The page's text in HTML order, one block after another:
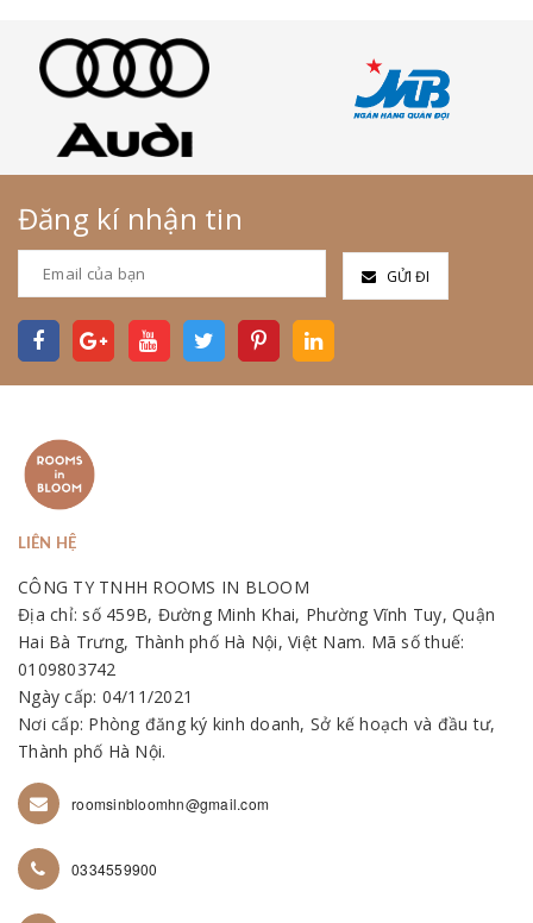
Đăng kí nhận tin
GỬI ĐI
LIÊN HỆ
CÔNG TY TNHH ROOMS IN BLOOM
Địa chỉ: số 459B, Đường Minh Khai, Phường Vĩnh Tuy, Quận
Hai Bà Trưng, Thành phố Hà Nội, Việt Nam. Mã số thuế:
0109803742
Ngày cấp: 04/11/2021
Nơi cấp: Phòng đăng ký kinh doanh, Sở kế hoạch và đầu tư,
Thành phố Hà Nội.
roomsinbloomhn@gmail.com
0334559900